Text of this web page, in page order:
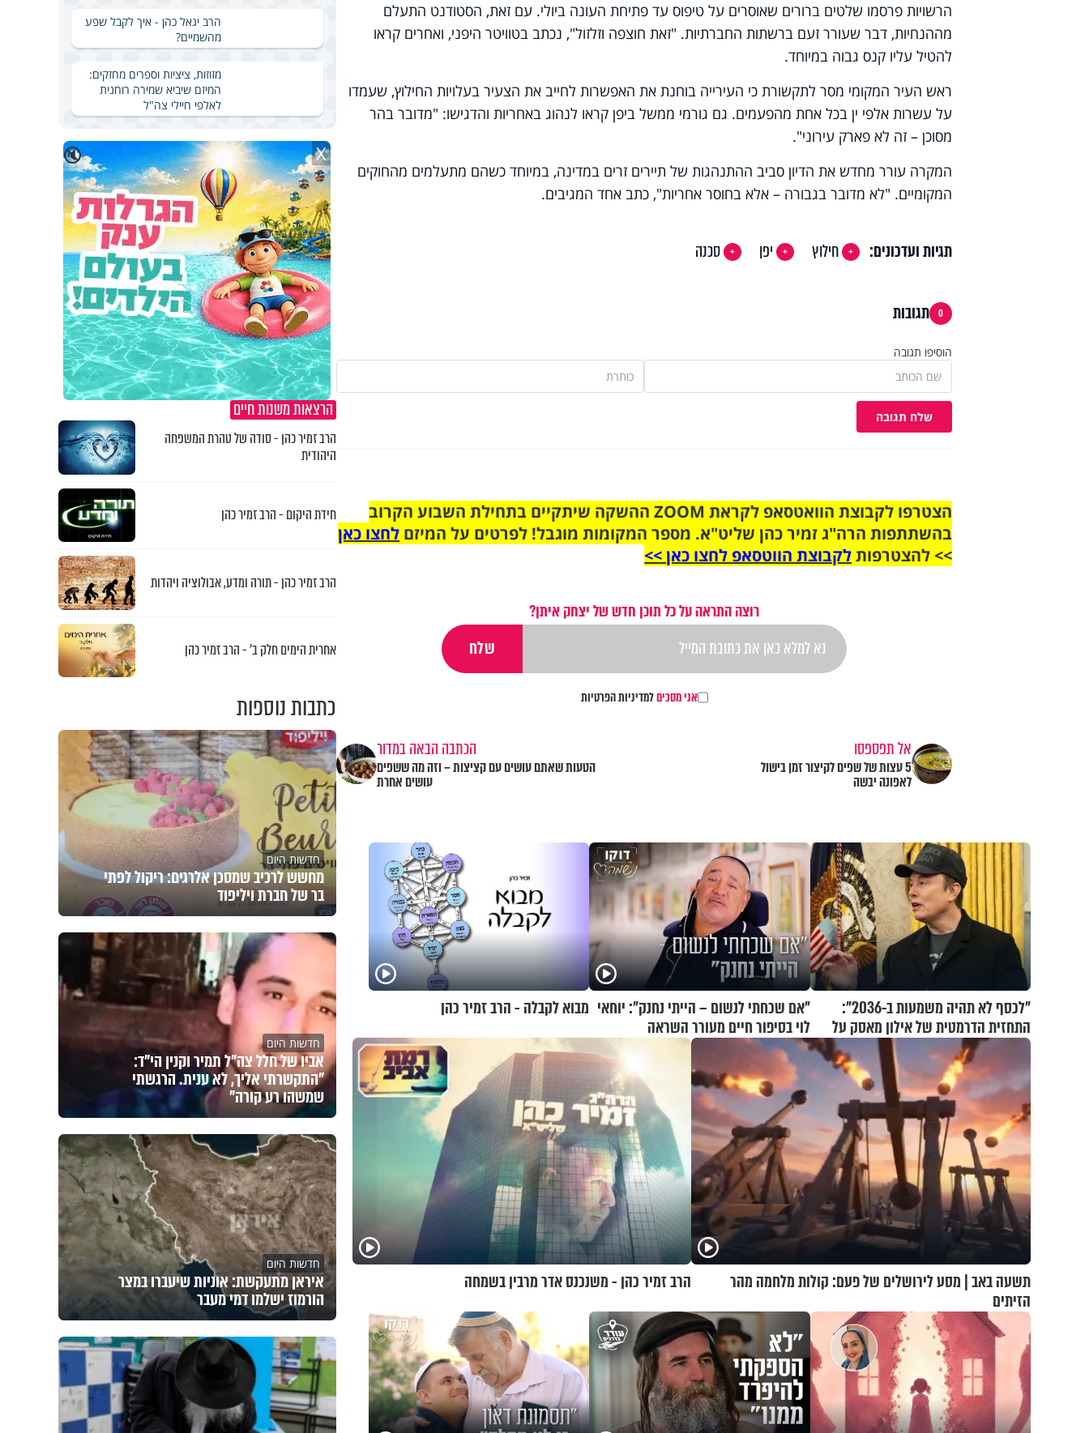
הרשויות פרסמו שלטים ברורים שאוסרים על טיפוס עד פתיחת העונה ביולי. עם זאת, הסטודנט התעלם
מההנחיות, דבר שעורר זעם ברשתות החברתיות. "זאת חוצפה וזלזול", נכתב בטוויטר היפני, ואחרים קראו
להטיל עליו קנס גבוה במיוחד.
ראש העיר המקומי מסר לתקשורת כי העירייה בוחנת את האפשרות לחייב את הצעיר בעלויות החילוץ, שעמדו
על עשרות אלפי ין בכל אחת מהפעמים. גם גורמי ממשל ביפן קראו לנהוג באחריות והדגישו: "מדובר בהר
מסוכן – זה לא פארק עירוני".
המקרה עורר מחדש את הדיון סביב ההתנהגות של תיירים זרים במדינה, במיוחד כשהם מתעלמים מהחוקים
המקומיים. "לא מדובר בגבורה – אלא בחוסר אחריות", כתב אחד המגיבים.
תגיות ועדכונים: חילוץ יפן סכנה
0 תגובות
הוסיפו תגובה
שלח תגובה
הצטרפו לקבוצת הוואטסאפ לקראת ZOOM ההשקה שיתקיים בתחילת השבוע הקרוב
בהשתתפות הרה"ג זמיר כהן שליט"א. מספר המקומות מוגבל! לפרטים על המיזם לחצו כאן
>> להצטרפותלקבוצת הווטסאפ לחצו כאן >>
רוצה התראה על כל תוכן חדש של יצחק איתן?
אני מסכיםלמדיניות הפרטיות
אל תפספסו
5 עצות של שפים לקיצור זמן בישול
לאפונה יבשה
הכתבה הבאה במדור
הטעות שאתם עושים עם קציצות – וזה מה ששפים
עושים אחרת
"לכסף לא תהיה משמעות ב-2036":
התחזית הדרמטית של אילון מאסק על
עתיד הכלכלה
"אם שכחתי לנשום – הייתי נחנק": יוחאי
לוי בסיפור חיים מעורר השראה
מבוא לקבלה - הרב זמיר כהן
תשעה באב | מסע לירושלים של פעם: קולות מלחמה מהר
הזיתים
הרב זמיר כהן - משנכנס אדר מרבין בשמחה
הרב יגאל כהן - איך לקבל שפע
מהשמיים?
מזוזות, ציציות וספרים מחזקים:
המיזם שיביא שמירה רוחנית
לאלפי חיילי צה"ל
🔇 X
הרצאות משנות חיים
הרב זמיר כהן - סודה של טהרת המשפחה
היהודית
חידת היקום - הרב זמיר כהן
הרב זמיר כהן - תורה ומדע, אבולוציה ויהדות
אחרית הימים חלק ב’ - הרב זמיר כהן
כתבות נוספות
חדשות היום
מחשש לרכיב שמסכן אלרגים: ריקול לפתי
בר של חברת ויליפוד
חדשות היום
אביו של חלל צה"ל תמיר וקנין הי"ד:
"התקשרתי אליך, לא ענית. הרגשתי
שמשהו רע קורה"
חדשות היום
איראן מתעקשת: אוניות שיעברו במצר
הורמוז ישלמו דמי מעבר